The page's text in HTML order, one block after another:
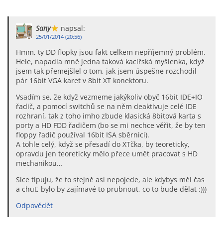
Sany napsal:
25/01/2014 (20:56)
Hmm, ty DD flopky jsou fakt celkem nepříjemný problém.
Hele, napadla mně jedna taková kacířská myšlenka, když
jsem tak přemejšlel o tom, jak jsem úspešne rozchodil
pár 16bit VGA karet v 8bit XT konektoru.
Vsadím se, že když vezmeme jakýkoliv obyč 16bit IDE+IO
řadič, a pomocí switchů se na něm deaktivuje celé IDE
rozhraní, tak z toho imho zbude klasická 8bitová karta s
porty a HD FDD řadičem (bo se mi nechce věřit, že by ten
floppy řadič používal 16bit ISA sběrnici).
A tohle celý, když se přesadí do XTčka, by teoreticky,
opravdu jen teoreticky mělo přece umět pracovat s HD
mechanikou…
Sice tipuju, že to stejně asi nepojede, ale kdybys měl čas
a chuť, bylo by zajímavé to prubnout, co to bude dělat :)))
Odpovědět